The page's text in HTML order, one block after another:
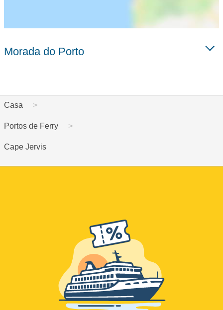
Morada do Porto
Casa
Portos de Ferry
Cape Jervis